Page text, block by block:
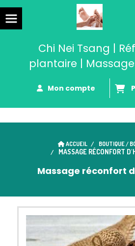
Chi Nei Tsang |
plantaire |
Mon compte
ACCUEIL BOUTIQUE /
MASSAGE RÉCONFORT
Massage réconfort